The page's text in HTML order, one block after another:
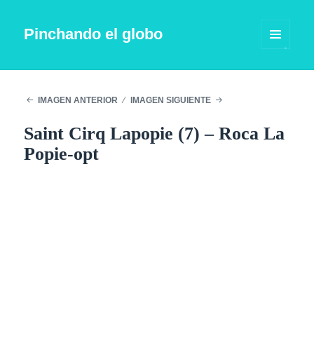
Pinchando el globo
WIDGETS
IMAGEN ANTERIOR IMAGEN SIGUIENTE
Saint Cirq Lapopie (7) – Roca La
Popie-opt